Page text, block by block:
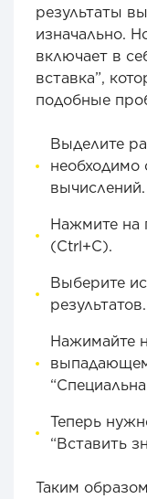
результаты
изначально.
включает в
вставка”,
подобные
Выделите
необходимо
вычислений.
Нажмите на
(Ctrl+C).
Выберите
результатов.
Нажимайте
Теперь
“Вставить
Таким